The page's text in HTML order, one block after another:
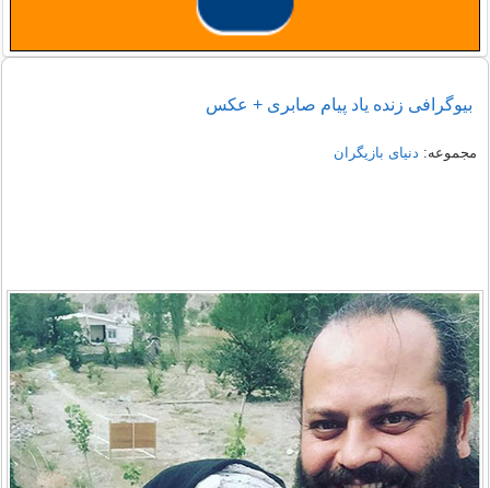
بیوگرافی زنده یاد پیام صابری + عکس
مجموعه: دنیای بازیگران